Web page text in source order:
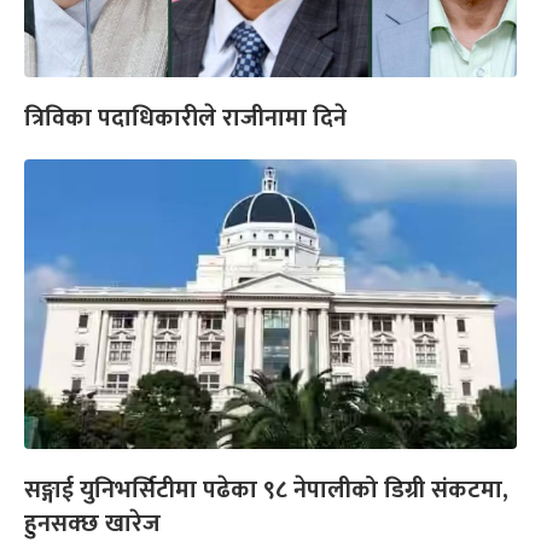
त्रिविका पदाधिकारीले राजीनामा दिने
सङ्गाई युनिभर्सिटीमा पढेका ९८ नेपालीको डिग्री संकटमा,
हुनसक्छ खारेज